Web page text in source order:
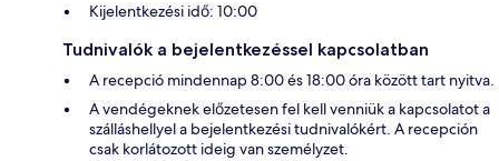
Kijelentkezési idő: 10:00
Tudnivalók a bejelentkezéssel kapcsolatban
A recepció mindennap 8:00 és 18:00 óra között tart nyitva.
A vendégeknek előzetesen fel kell venniük a kapcsolatot a
szálláshellyel a bejelentkezési tudnivalókért. A recepción
csak korlátozott ideig van személyzet.